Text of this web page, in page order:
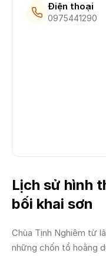
Điện thoại
0975441290
Lịch sử hình
bối khai sơn
Chùa Tịnh Nghiêm từ
những chốn tổ hoằng